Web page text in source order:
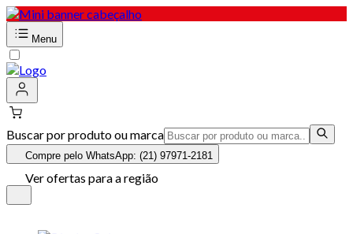
Menu
Buscar por produto ou marca
Compre pelo WhatsApp: (21) 97971-2181
Ver ofertas para a região